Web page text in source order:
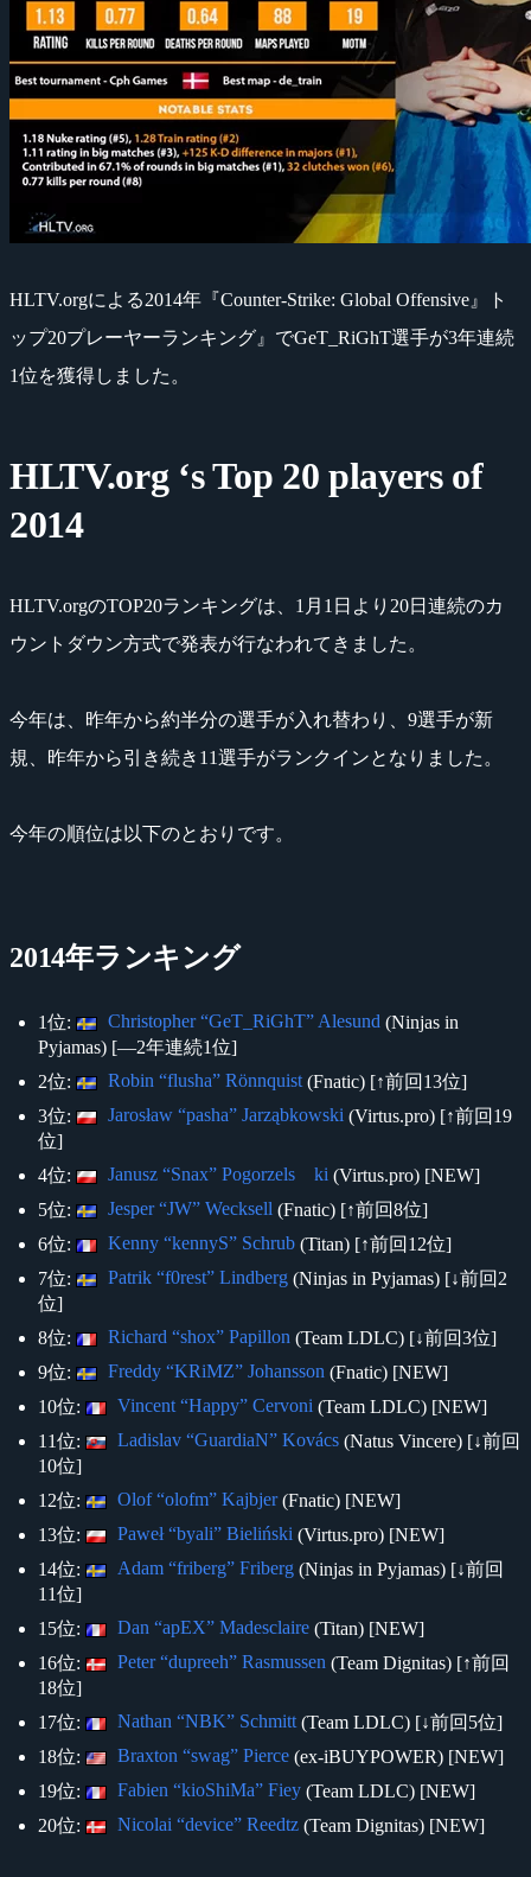
HLTV.orgによる2014年『Counter-Strike: Global Offensive』ト
ップ20プレーヤーランキング』でGeT_RiGhT選手が3年連続
1位を獲得しました。
HLTV.org ‘s Top 20 players of
2014
HLTV.orgのTOP20ランキングは、1月1日より20日連続のカ
ウントダウン方式で発表が行なわれてきました。
今年は、昨年から約半分の選手が入れ替わり、9選手が新
規、昨年から引き続き11選手がランクインとなりました。
今年の順位は以下のとおりです。
2014年ランキング
1位: Christopher “GeT_RiGhT” Alesund(Ninjas in
Pyjamas) [―2年連続1位]
2位:
Robin “flusha” Rönnquist(Fnatic) [↑前回13位]
3位:
Jarosław “pasha” Jarząbkowski(Virtus.pro) [↑前回19
位]
4位:
Janusz “Snax” Pogorzels ki(Virtus.pro) [NEW]
5位:
Jesper “JW” Wecksell(Fnatic) [↑前回8位]
6位:
Kenny “kennyS” Schrub(Titan) [↑前回12位]
7位:
Patrik “f0rest” Lindberg(Ninjas in Pyjamas) [↓前回2
位]
8位:
Richard “shox” Papillon(Team LDLC) [↓前回3位]
9位:
Freddy “KRiMZ” Johansson(Fnatic) [NEW]
10位:
Vincent “Happy” Cervoni(Team LDLC) [NEW]
11位:
Ladislav “GuardiaN” Kovács(Natus Vincere) [↓前回
10位]
12位:
Olof “olofm” Kajbjer(Fnatic) [NEW]
13位:
Paweł “byali” Bieliński(Virtus.pro) [NEW]
14位:
Adam “friberg” Friberg(Ninjas in Pyjamas) [↓前回
11位]
15位:
Dan “apEX” Madesclaire(Titan) [NEW]
16位:
Peter “dupreeh” Rasmussen(Team Dignitas) [↑前回
18位]
17位:
Nathan “NBK” Schmitt(Team LDLC) [↓前回5位]
18位:
Braxton “swag” Pierce(ex-iBUYPOWER) [NEW]
19位:
Fabien “kioShiMa” Fiey(Team LDLC) [NEW]
20位:
Nicolai “device” Reedtz(Team Dignitas) [NEW]